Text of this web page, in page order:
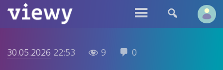
 
30.05.2026 22:53  9  0